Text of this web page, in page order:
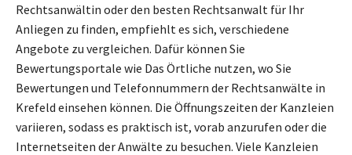
Rechtsanwältin oder den besten Rechtsanwalt für Ihr
Anliegen zu finden, empfiehlt es sich, verschiedene
Angebote zu vergleichen. Dafür können Sie
Bewertungsportale wie Das Örtliche nutzen, wo Sie
Bewertungen und Telefonnummern der Rechtsanwälte in
Krefeld einsehen können. Die Öffnungszeiten der Kanzleien
variieren, sodass es praktisch ist, vorab anzurufen oder die
Internetseiten der Anwälte zu besuchen. Viele Kanzleien